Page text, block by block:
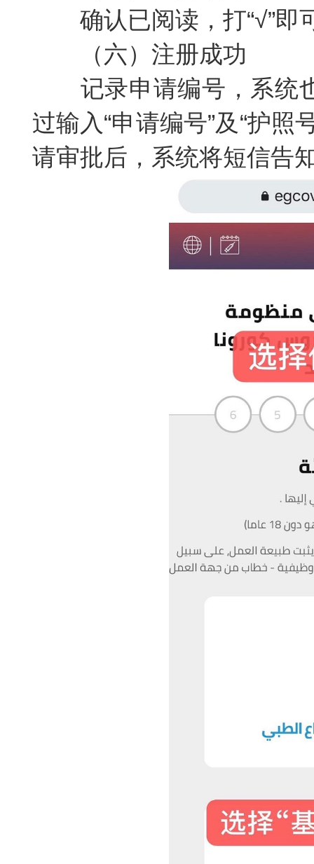
确认已阅读，打“√”即
（六）注册成功
记录申请编号，系统
过输入“申请编号”及“护
请审批后，系统将短信告